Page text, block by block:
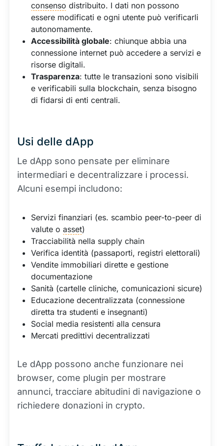
consenso distribuito. I dati non possono
essere modificati e ogni utente può verificarli
autonomamente.
Accessibilità globale: chiunque abbia una
connessione internet può accedere a servizi e
risorse digitali.
Trasparenza: tutte le transazioni sono visibili
e verificabili sulla blockchain, senza bisogno
di fidarsi di enti centrali.
Usi delle dApp
Le dApp sono pensate per eliminare
intermediari e decentralizzare i processi.
Alcuni esempi includono:
Servizi finanziari (es. scambio peer-to-peer di
valute o asset)
Tracciabilità nella supply chain
Verifica identità (passaporti, registri elettorali)
Vendite immobiliari dirette e gestione
documentazione
Sanità (cartelle cliniche, comunicazioni sicure)
Educazione decentralizzata (connessione
diretta tra studenti e insegnanti)
Social media resistenti alla censura
Mercati predittivi decentralizzati
Le dApp possono anche funzionare nei
browser, come plugin per mostrare
annunci, tracciare abitudini di navigazione o
richiedere donazioni in crypto.